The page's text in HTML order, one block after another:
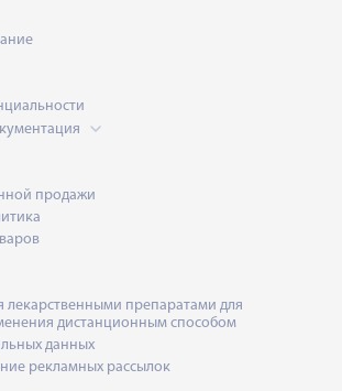
продажи
лекарственными препаратами для
дистанционным способом
данных
рекламных рассылок